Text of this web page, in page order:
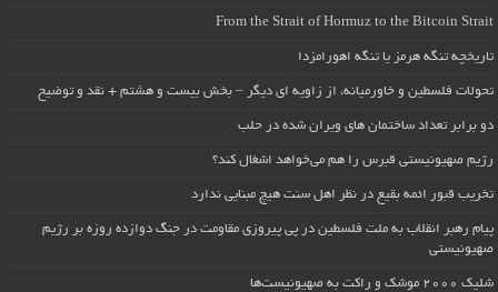
From the Strait of Hormuz to the Bitcoin Strait
تاریخچه تنگه هرمز یا تنگه اهورامزدا
تحولات فلسطین و خاورمیانه، از زاویه ای دیگر – بخش بیست و هشتم + نقد و توضیح
دو برابر تعداد ساختمان های ویران شده در حلب
رژیم صهیونیستی قبرس را هم می‌خواهد اشغال کند؟
تخریب قبور ائمه بقیع در نظر اهل سنت هیچ مبنایی ندارد
پیام رهبر انقلاب به ملت فلسطین در پی پیروزی مقاومت در جنگ دوازده روزه بر رژیم
صهیونیستی
شلیک ۲۰۰۰ موشک و راکت به صهیونیست‌ها